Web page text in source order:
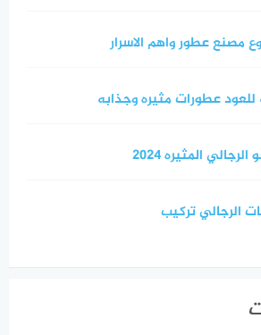
مصنع عطور واهم الاسرار
عطورات مثيره وجذابه
المثيره 2024
الرجالي تركيب